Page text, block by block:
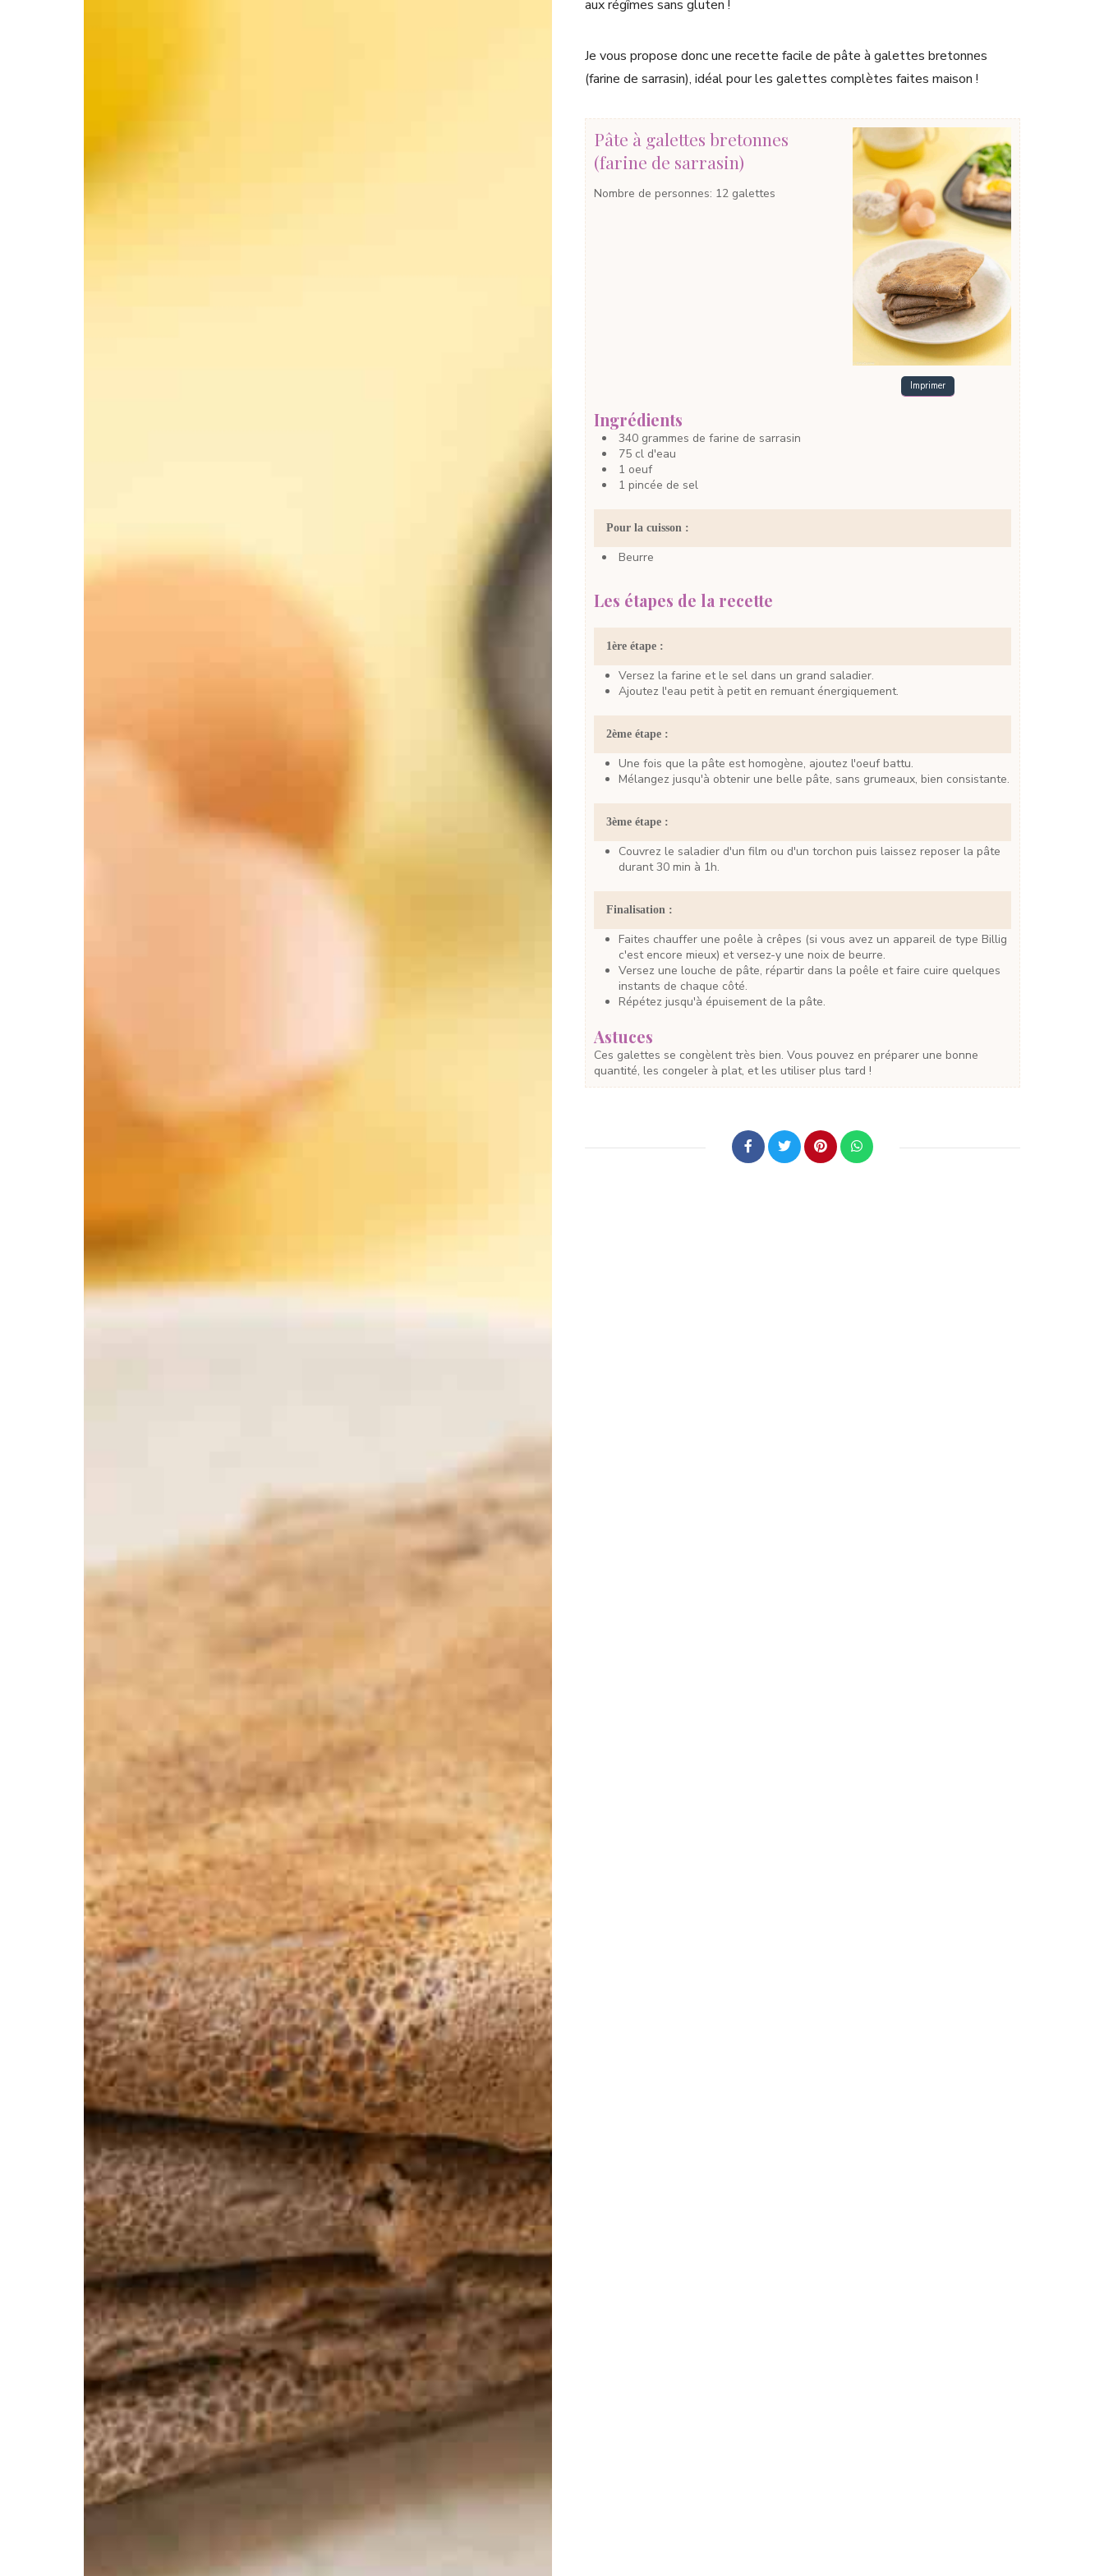
aux régîmes sans gluten !
Je vous propose donc une recette facile de pâte à galettes bretonnes
(farine de sarrasin), idéal pour les galettes complètes faites maison !
Imprimer
Pâte à galettes bretonnes
(farine de sarrasin)
Nombre de personnes: 12 galettes
Ingrédients
340 grammes de farine de sarrasin
75 cl d'eau
1 oeuf
1 pincée de sel
Pour la cuisson :
Beurre
Les étapes de la recette
1ère étape :
Versez la farine et le sel dans un grand saladier.
Ajoutez l'eau petit à petit en remuant énergiquement.
2ème étape :
Une fois que la pâte est homogène, ajoutez l'oeuf battu.
Mélangez jusqu'à obtenir une belle pâte, sans grumeaux, bien consistante.
3ème étape :
Couvrez le saladier d'un film ou d'un torchon puis laissez reposer la pâte
durant 30 min à 1h.
Finalisation :
Faites chauffer une poêle à crêpes (si vous avez un appareil de type Billig
c'est encore mieux) et versez-y une noix de beurre.
Versez une louche de pâte, répartir dans la poêle et faire cuire quelques
instants de chaque côté.
Répétez jusqu'à épuisement de la pâte.
Astuces
Ces galettes se congèlent très bien. Vous pouvez en préparer une bonne
quantité, les congeler à plat, et les utiliser plus tard !